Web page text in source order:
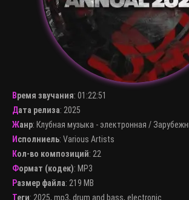
Время звучания: 01:22:51
Дата релиза: 2025
Жанр: Клубная музыка - электронная /
Исполниель: Various Artists
Кол-во композиций: 22
Формат (кодек): MP3
Размер файла: 219 MB
Теги: 2025, mp3, drum and bass, electronic